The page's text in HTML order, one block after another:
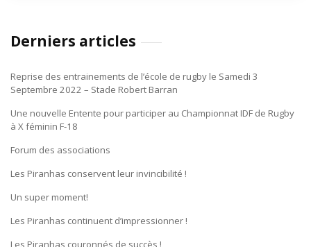
Derniers articles
Reprise des entrainements de l’école de rugby le Samedi 3
Septembre 2022 – Stade Robert Barran
Une nouvelle Entente pour participer au Championnat IDF de Rugby
à X féminin F-18
Forum des associations
Les Piranhas conservent leur invincibilité !
Un super moment!
Les Piranhas continuent d’impressionner !
Les Piranhas couronnés de succès !